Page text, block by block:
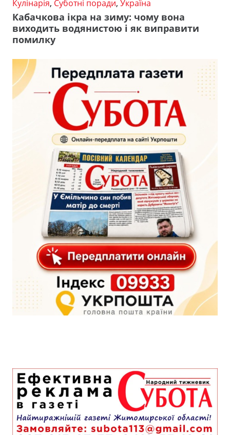
Кулінарія, Суботні поради, Україна
Кабачкова ікра на зиму: чому вона
виходить водянистою і як виправити
помилку